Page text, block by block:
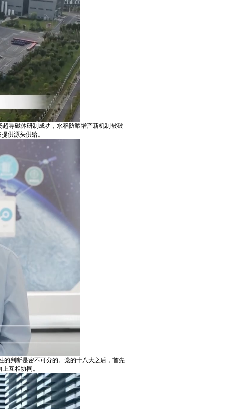
导磁体研制成功，水稻防晒增产新机制被破
供源头供给。
的判断是密不可分的。党的十八大之后，首先
互相协同。